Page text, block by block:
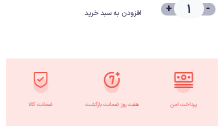
-
+ افزودن به سبد خرید
پرداخت امن هفت روز ضمانت بازگشت ضمانت کالا